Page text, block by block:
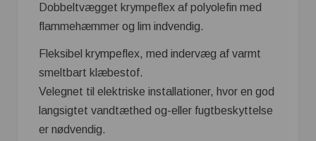
Dobbeltvægget krympeflex af polyolefin med
flammehæmmer og lim indvendig.
Fleksibel krympeflex, med indervæg af varmt
smeltbart klæbestof.
Velegnet til elektriske installationer, hvor en god
langsigtet vandtæthed og-eller fugtbeskyttelse
er nødvendig.